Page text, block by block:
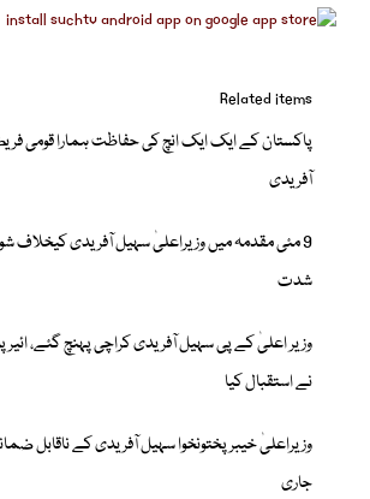
Related items
پاکستان کے ایک ایک انچ کی حفاظت ہمارا قومی
آفریدی
9 مئی مقدمہ میں وزیراعلیٰ سہیل آفریدی کیخلاف
شدت
وزیر اعلیٰ کے پی سہیل آفریدی کراچی پہنچ گئے،
نے استقبال کیا
وزیراعلیٰ خیبرپختونخوا سہیل آفریدی کے ناقابل
جاری